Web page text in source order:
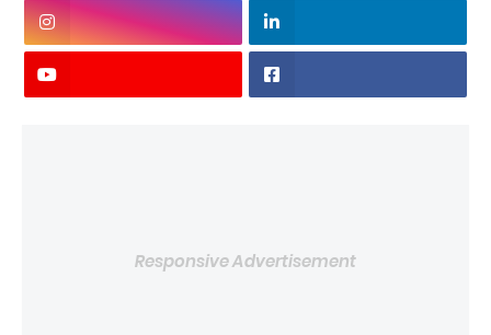
Responsive Advertisement